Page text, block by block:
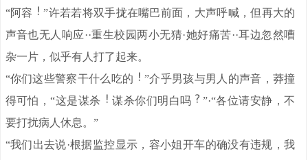
“阿容
”许若若将双手拢在嘴巴前面，大声呼喊，但再大的
声音也无人响应··重生校园两小无猜·她好痛苦··耳边忽然嘈
杂一片，似乎有人打了起来。
“你们这些警察干什么吃的
”介乎男孩与男人的声音，莽撞
得可怕，“这是谋杀
谋杀你们明白吗
”·“各位请安静，不
要打扰病人休息。”
“我们出去说·根据监控显示，容小姐开车的确没有违规，我